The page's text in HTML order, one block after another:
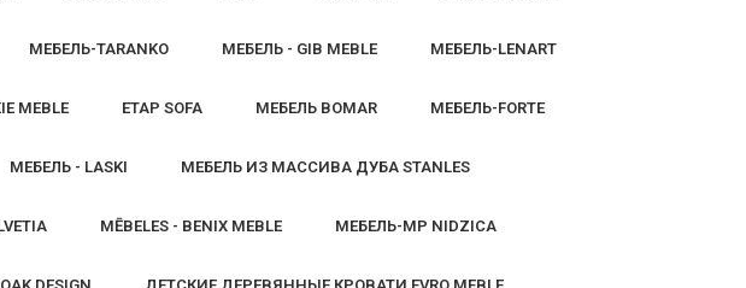
МЕБЕЛЬ-TARANKO МЕБЕЛЬ - GIB MEBLE МЕБЕЛЬ-LENART
MEBLE ETAP SOFA МЕБЕЛЬ BOMAR МЕБЕЛЬ-FORTE
МЕБЕЛЬ - LASKI МЕБЕЛЬ ИЗ МАССИВА ДУБА STANLES
MĒBELES - BENIX MEBLE МЕБЕЛЬ-MP NIDZICA